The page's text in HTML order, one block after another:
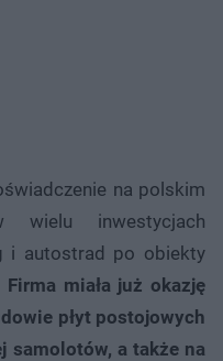
na polskim
inwestycjach
i autostrad po obiekty
Firma miała już okazję
płyt postojowych
samolotów, a także na